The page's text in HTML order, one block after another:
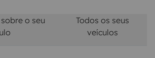
o seu
Todos os seus
veículos